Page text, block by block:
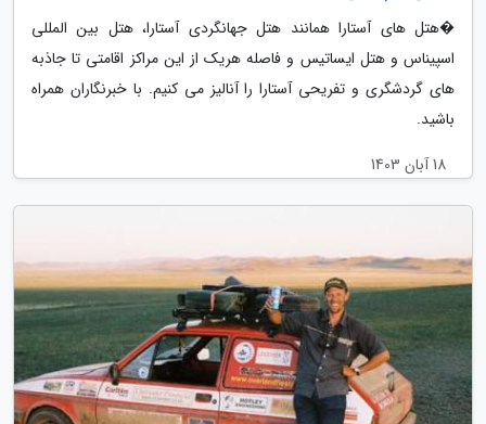
�هتل های آستارا همانند هتل جهانگردی آستارا، هتل بین المللی
اسپیناس و هتل ایساتیس و فاصله هریک از این مراکز اقامتی تا جاذبه
های گردشگری و تفریحی آستارا را آنالیز می کنیم. با خبرنگاران همراه
باشید.
18 آبان 1403